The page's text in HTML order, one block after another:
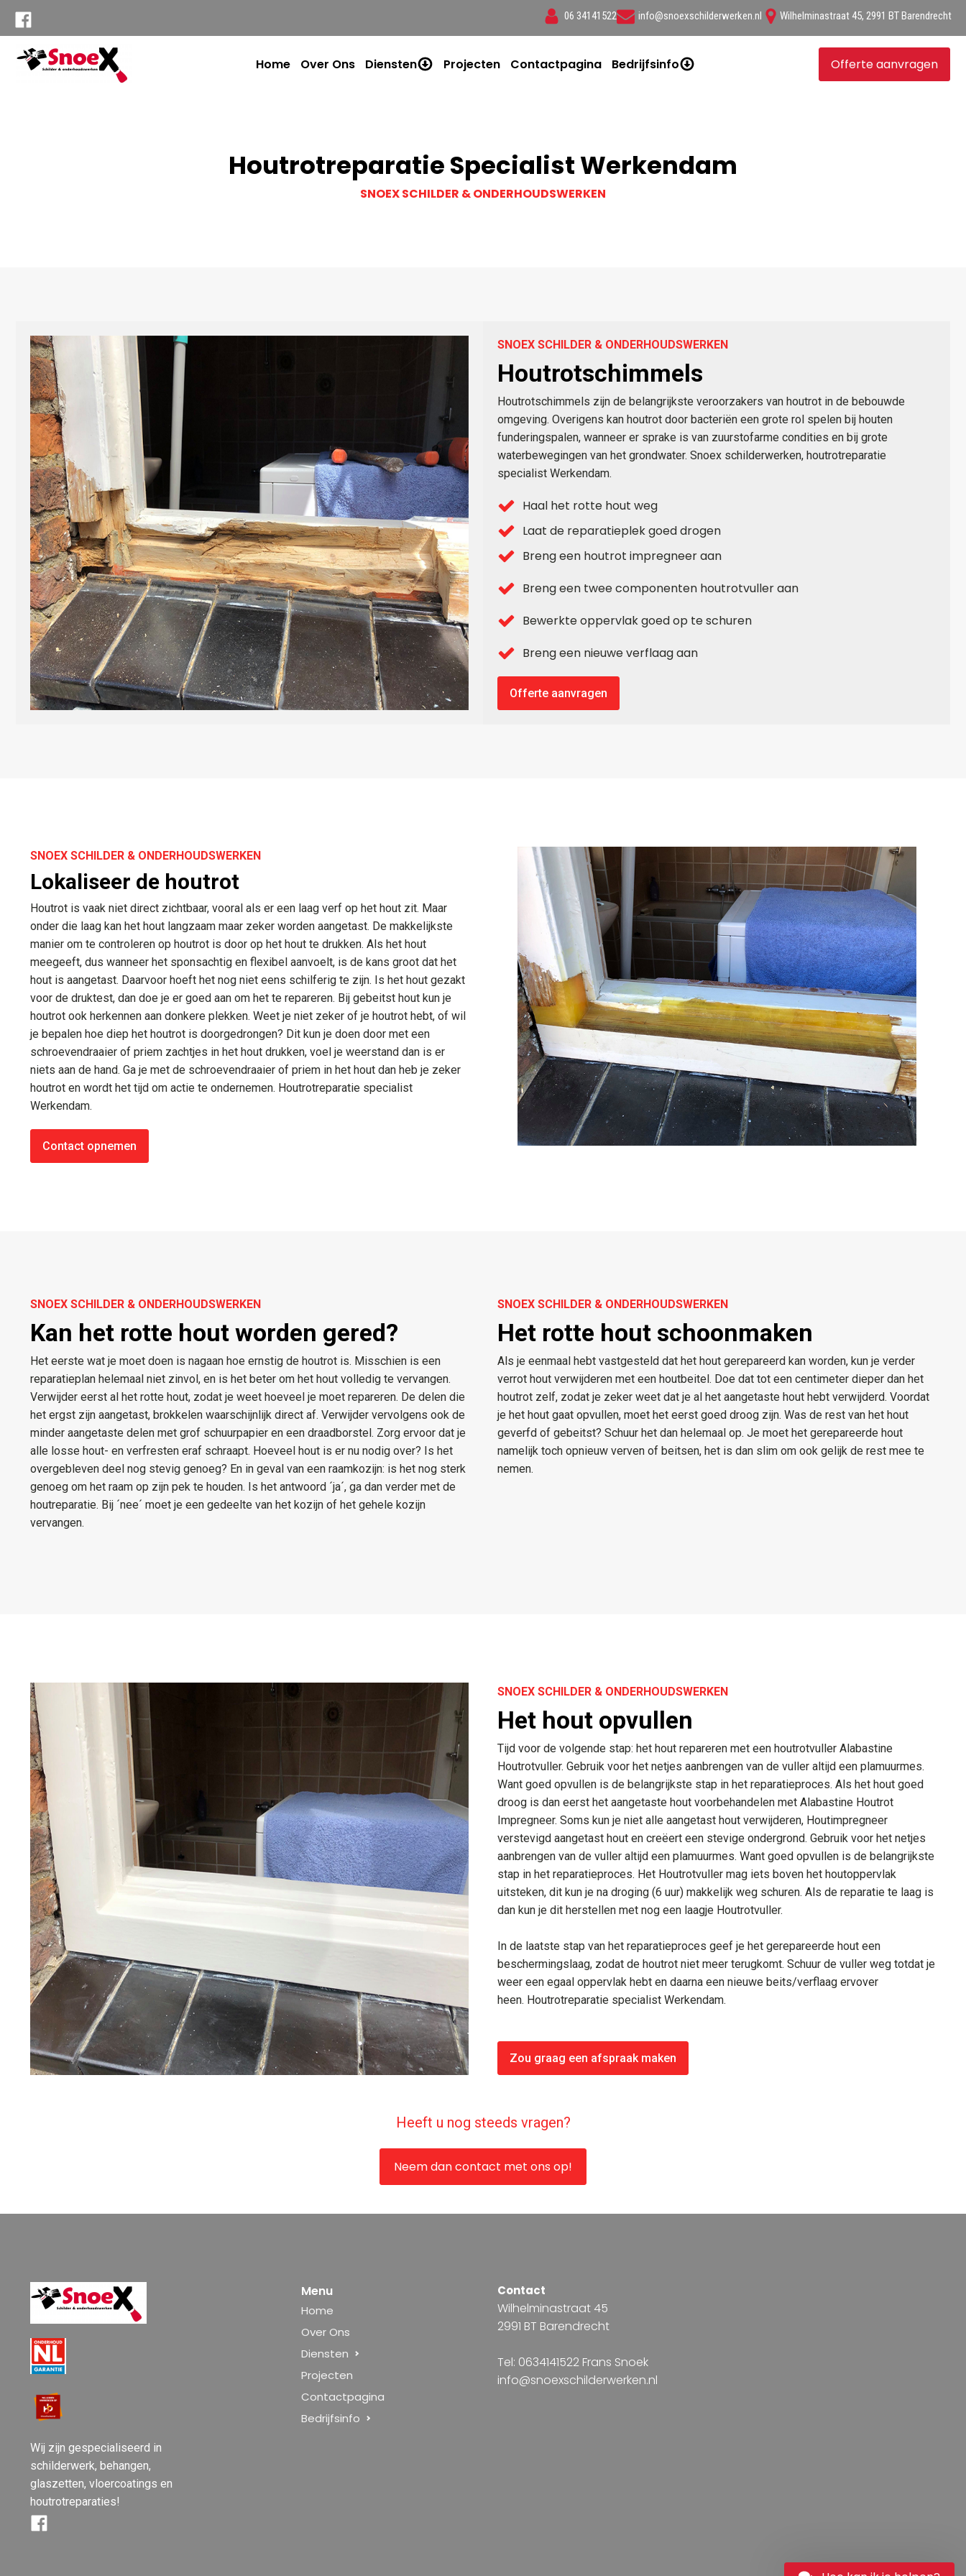
06 34141522 info@snoexschilderwerken.nl Wilhelminastraat 45, 2991 BT Barendrecht
Home Over Ons Diensten Projecten Contactpagina Bedrijfsinfo Offerte aanvragen
Houtrotreparatie Specialist Werkendam
SNOEX SCHILDER & ONDERHOUDSWERKEN
SNOEX SCHILDER & ONDERHOUDSWERKEN
Houtrotschimmels
Houtrotschimmels zijn de belangrijkste veroorzakers van houtrot in de bebouwde
omgeving. Overigens kan houtrot door bacteriën een grote rol spelen bij houten
funderingspalen, wanneer er sprake is van zuurstofarme condities en bij grote
waterbewegingen van het grondwater. Snoex schilderwerken, houtrotreparatie
specialist Werkendam.
Haal het rotte hout weg
Laat de reparatieplek goed drogen
Breng een houtrot impregneer aan
Breng een twee componenten houtrotvuller aan
Bewerkte oppervlak goed op te schuren
Breng een nieuwe verflaag aan
Offerte aanvragen
SNOEX SCHILDER & ONDERHOUDSWERKEN
Lokaliseer de houtrot
​Houtrot is vaak niet direct zichtbaar, vooral als er een laag verf op het hout zit. Maar
onder die laag kan het hout langzaam maar zeker worden aangetast. De makkelijkste
manier om te controleren op houtrot is door op het hout te drukken. Als het hout
meegeeft, dus wanneer het sponsachtig en flexibel aanvoelt, is de kans groot dat het
hout is aangetast. Daarvoor hoeft het nog niet eens schilferig te zijn. Is het hout gezakt
voor de druktest, dan doe je er goed aan om het te repareren. Bij gebeitst hout kun je
houtrot ook herkennen aan donkere plekken. Weet je niet zeker of je houtrot hebt, of wil
je bepalen hoe diep het houtrot is doorgedrongen? Dit kun je doen door met een
schroevendraaier of priem zachtjes in het hout drukken, voel je weerstand dan is er
niets aan de hand. Ga je met de schroevendraaier of priem in het hout dan heb je zeker
houtrot en wordt het tijd om actie te ondernemen. Houtrotreparatie specialist
Werkendam.
Contact opnemen
SNOEX SCHILDER & ONDERHOUDSWERKEN
Kan het rotte hout worden gered?
Het eerste wat je moet doen is nagaan hoe ernstig de houtrot is. Misschien is een
reparatieplan helemaal niet zinvol, en is het beter om het hout volledig te vervangen.
Verwijder eerst al het rotte hout, zodat je weet hoeveel je moet repareren. De delen die
het ergst zijn aangetast, brokkelen waarschijnlijk direct af. Verwijder vervolgens ook de
minder aangetaste delen met grof schuurpapier en een draadborstel. Zorg ervoor dat je
alle losse hout- en verfresten eraf schraapt. Hoeveel hout is er nu nodig over? Is het
overgebleven deel nog stevig genoeg? En in geval van een raamkozijn: is het nog sterk
genoeg om het raam op zijn pek te houden. Is het antwoord ´ja´, ga dan verder met de
houtreparatie. Bij ´nee´ moet je een gedeelte van het kozijn of het gehele kozijn
vervangen.
SNOEX SCHILDER & ONDERHOUDSWERKEN
Het rotte hout schoonmaken
​Als je eenmaal hebt vastgesteld dat het hout gerepareerd kan worden, kun je verder
verrot hout verwijderen met een houtbeitel. Doe dat tot een centimeter dieper dan het
houtrot zelf, zodat je zeker weet dat je al het aangetaste hout hebt verwijderd. Voordat
je het hout gaat opvullen, moet het eerst goed droog zijn. Was de rest van het hout
geverfd of gebeitst? Schuur het dan helemaal op. Je moet het gerepareerde hout
namelijk toch opnieuw verven of beitsen, het is dan slim om ook gelijk de rest mee te
nemen.
SNOEX SCHILDER & ONDERHOUDSWERKEN
Het hout opvullen
Tijd voor de volgende stap: het hout repareren met een houtrotvuller Alabastine
Houtrotvuller. Gebruik voor het netjes aanbrengen van de vuller altijd een plamuurmes.
Want goed opvullen is de belangrijkste stap in het reparatieproces. Als het hout goed
droog is dan eerst het aangetaste hout voorbehandelen met Alabastine Houtrot
Impregneer. Soms kun je niet alle aangetast hout verwijderen, Houtimpregneer
verstevigd aangetast hout en creëert een stevige ondergrond. Gebruik voor het netjes
aanbrengen van de vuller altijd een plamuurmes. Want goed opvullen is de belangrijkste
stap in het reparatieproces. Het Houtrotvuller mag iets boven het houtoppervlak
uitsteken, dit kun je na droging (6 uur) makkelijk weg schuren. Als de reparatie te laag is
dan kun je dit herstellen met nog een laagje Houtrotvuller.
In de laatste stap van het reparatieproces geef je het gerepareerde hout een
beschermingslaag, zodat de houtrot niet meer terugkomt. Schuur de vuller weg totdat je
weer een egaal oppervlak hebt en daarna een nieuwe beits/verflaag ervover
heen. Houtrotreparatie specialist Werkendam.
Zou graag een afspraak maken
Heeft u nog steeds vragen?
Neem dan contact met ons op!
Wij zijn gespecialiseerd in
schilderwerk, behangen,
glaszetten, vloercoatings en
houtrotreparaties!
Menu
Home
Over Ons
Diensten
Projecten
Contactpagina
Bedrijfsinfo
Contact
Wilhelminastraat 45
2991 BT Barendrecht
Tel: 0634141522 Frans Snoek
info@snoexschilderwerken.nl